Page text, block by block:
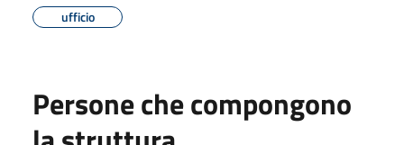
ufficio
Persone che compongono